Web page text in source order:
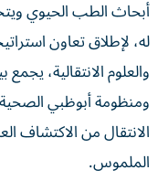
أبحاث الطب الحيوي
له، لإطلاق تعاون
والعلوم الانتقالية،
ومنظومة أبوظبي
الانتقال من الاكتشاف
الملموس.